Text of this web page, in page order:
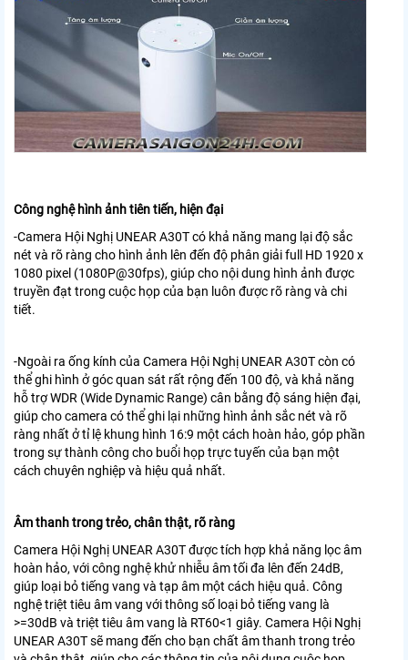
Công nghệ hình ảnh tiên tiến, hiện đại
-Camera Hội Nghị UNEAR A30T có khả năng mang lại độ sắc
nét và rõ ràng cho hình ảnh lên đến độ phân giải full HD 1920 x
1080 pixel (1080P@30fps), giúp cho nội dung hình ảnh được
truyền đạt trong cuộc họp của bạn luôn được rõ ràng và chi
tiết.
-Ngoài ra ống kính của Camera Hội Nghị UNEAR A30T còn có
thể ghi hình ở góc quan sát rất rộng đến 100 độ, và khả năng
hỗ trợ WDR (Wide Dynamic Range) cân bằng độ sáng hiện đại,
giúp cho camera có thể ghi lại những hình ảnh sắc nét và rõ
ràng nhất ở tỉ lệ khung hình 16:9 một cách hoàn hảo, góp phần
trong sự thành công cho buổi họp trực tuyến của bạn một
cách chuyên nghiệp và hiệu quả nhất.
Âm thanh trong trẻo, chân thật, rõ ràng
Camera Hội Nghị UNEAR A30T được tích hợp khả năng lọc âm
hoàn hảo, với công nghệ khử nhiễu âm tối đa lên đến 24dB,
giúp loại bỏ tiếng vang và tạp âm một cách hiệu quả. Công
nghệ triệt tiêu âm vang với thông số loại bỏ tiếng vang là
>=30dB và triệt tiêu âm vang là RT60<1 giây. Camera Hội Nghị
UNEAR A30T sẽ mang đến cho bạn chất âm thanh trong trẻo